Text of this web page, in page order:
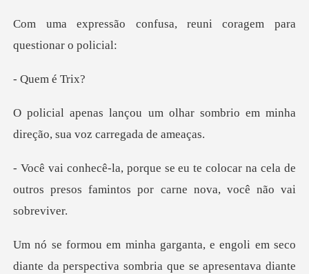
usa, reuni coragem par
em é
lhar sombrio em minha
direção
olocar na cela de
outros presos famintos
ngoli em seco
diante da perspectiva so